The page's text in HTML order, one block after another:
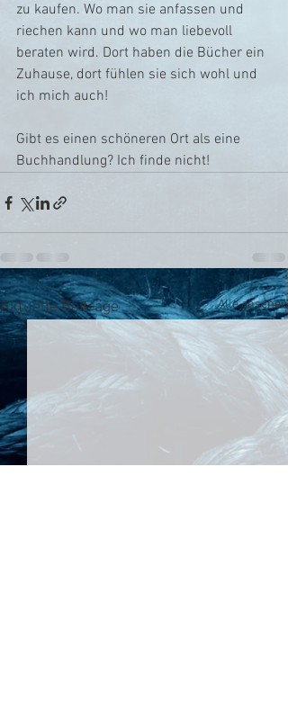
zu kaufen. Wo man sie anfassen und
riechen kann und wo man liebevoll
beraten wird. Dort haben die Bücher ein
Zuhause, dort fühlen sie sich wohl und
ich mich auch!
Gibt es einen schöneren Ort als eine
Buchhandlung? Ich finde nicht!
Aktuelle Beiträge Alle ansehen